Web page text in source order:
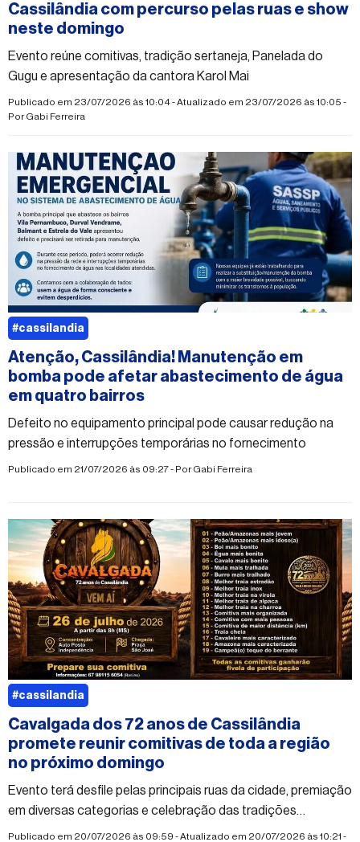
Cassilândia com percurso pelas ruas e show
neste domingo
Evento reúne comitivas, tradição sertaneja, Panelada do
Gugu e apresentação da cantora Karol Mai
Publicado em 23/07/2026 às 10:04 - Atualizado em 23/07/2026 às 10:05 -
PorGabi Ferreira
Atenção, Cassilândia! Manutenção em
bomba pode afetar abastecimento de água
em quatro bairros
Defeito no equipamento principal pode causar redução na
pressão e interrupções temporárias no fornecimento
Publicado em 21/07/2026 às 09:27 - PorGabi Ferreira
#cassilandia
Cavalgada dos 72 anos de Cassilândia
promete reunir comitivas de toda a região
no próximo domingo
Evento terá desfile pelas principais ruas da cidade, premiação
em diversas categorias e celebração das tradições
sertanejas
Publicado em 20/07/2026 às 09:59 - Atualizado em 20/07/2026 às 10:21 -
#cassilandia